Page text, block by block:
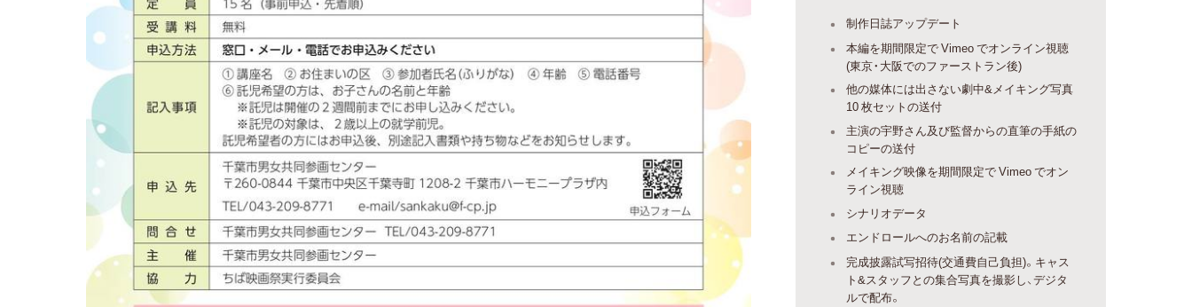
制作日誌アップデート
本編を期間限定で Vimeo でオンライン視聴
(東京・大阪でのファーストラン後)
他の媒体には出さない劇中&メイキング写真
10 枚セットの送付
主演の宇野さん及び監督からの直筆の手紙の
コピーの送付
メイキング映像を期間限定で Vimeo でオン
ライン視聴
シナリオデータ
エンドロールへのお名前の記載
完成披露試写招待(交通費自己負担)。キャス
ト&スタッフとの集合写真を撮影し、デジタ
ルで配布。